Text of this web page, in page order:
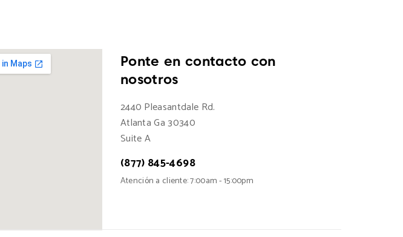
Ponte en contacto con
nosotros
2440 Pleasantdale Rd.
Atlanta Ga 30340
Suite A
(877) 845-4698
Atención a cliente: 7:00am - 15:00pm